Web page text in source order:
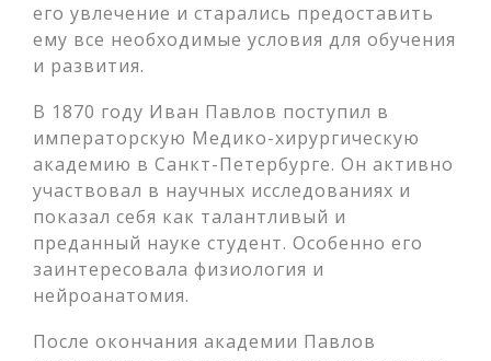
его увлечение и старались предоставить
ему все необходимые условия для обучения
и развития.
В 1870 году Иван Павлов поступил в
императорскую Медико-хирургическую
академию в Санкт-Петербурге. Он активно
участвовал в научных исследованиях и
показал себя как талантливый и
преданный науке студент. Особенно его
заинтересовала физиология и
нейроанатомия.
После окончания академии Павлов